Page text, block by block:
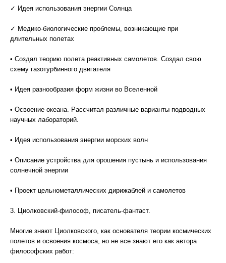
✓ Идея использования энергии Солнца
✓ Медико-биологические проблемы, возникающие при
длительных полетах
• Создал теорию полета реактивных самолетов. Создал свою
схему газотурбинного двигателя
• Идея разнообразия форм жизни во Вселенной
• Освоение океана. Рассчитал различные варианты подводных
научных лабораторий.
• Идея использования энергии морских волн
• Описание устройства для орошения пустынь и использования
солнечной энергии
• Проект цельнометаллических дирижаблей и самолетов
3. Циолковский-философ, писатель-фантаст.
Многие знают Циолковского, как основателя теории космических
полетов и освоения космоса, но не все знают его как автора
философских работ: